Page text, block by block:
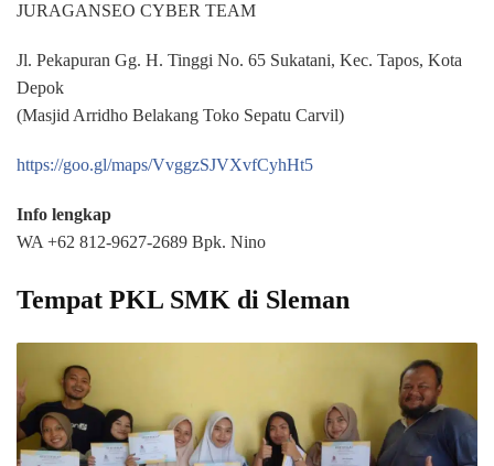
JURAGANSEO CYBER TEAM
Jl. Pekapuran Gg. H. Tinggi No. 65 Sukatani, Kec. Tapos, Kota
Depok
(Masjid Arridho Belakang Toko Sepatu Carvil)
https://goo.gl/maps/VvggzSJVXvfCyhHt5
Info lengkap
WA +62 812-9627-2689 Bpk. Nino
Tempat PKL SMK di Sleman